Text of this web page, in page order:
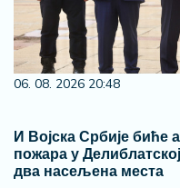
06. 08. 2026 20:48
И Војска Србије биће
пожара у
два насељена места